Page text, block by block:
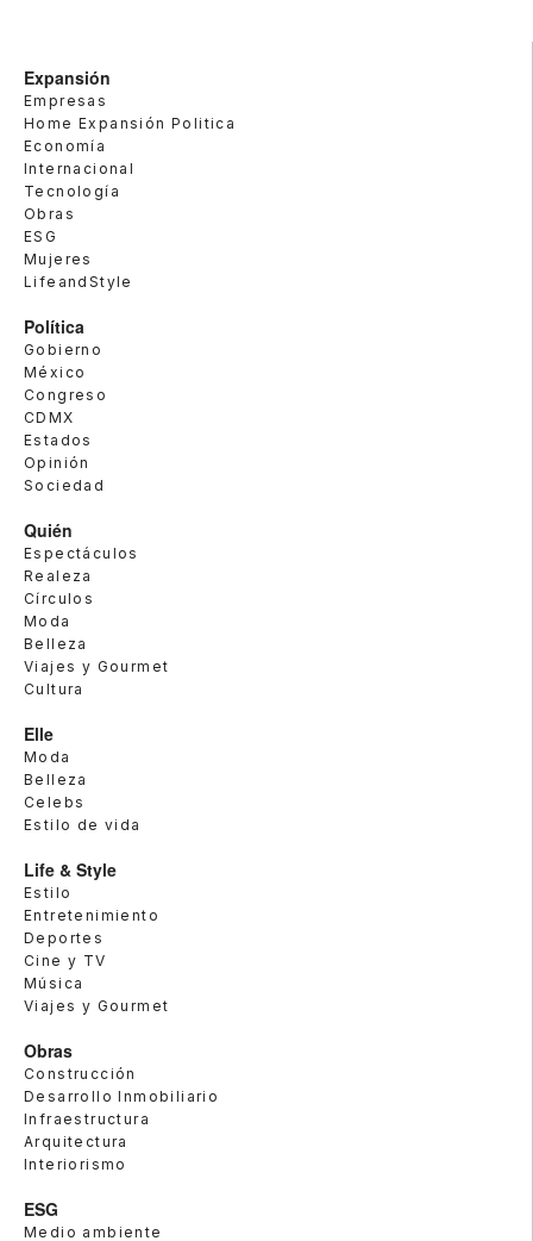
Expansión
Empresas
Home Expansión Politica
Economía
Internacional
Tecnología
Obras
ESG
Mujeres
LifeandStyle
Política
Gobierno
México
Congreso
CDMX
Estados
Opinión
Sociedad
Quién
Espectáculos
Realeza
Círculos
Moda
Belleza
Viajes y Gourmet
Cultura
Elle
Moda
Belleza
Celebs
Estilo de vida
Life & Style
Estilo
Entretenimiento
Deportes
Cine y TV
Música
Viajes y Gourmet
Obras
Construcción
Desarrollo Inmobiliario
Infraestructura
Arquitectura
Interiorismo
ESG
Medio ambiente